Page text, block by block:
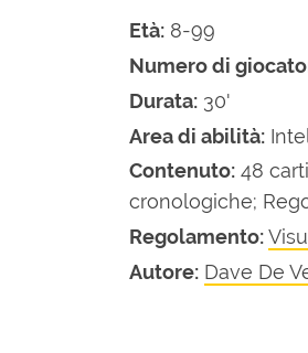
Età: 8-99
Numero di
Durata: 30'
Area di abilità:
Contenuto: 48
cronologiche;
Regolamento:
Autore: Dave De